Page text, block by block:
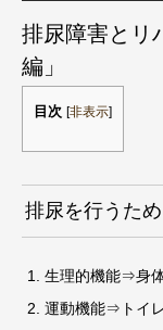
排尿障害とリ
編」
目次 [非表示]
排尿を行うた
生理的機能⇒身
運動機能⇒トイ